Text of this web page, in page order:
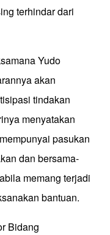
terhindar dari
Yudo
akan
tindakan
menyatakan
pasukan
dan bersama-
memang terjadi
bantuan.
Bidang